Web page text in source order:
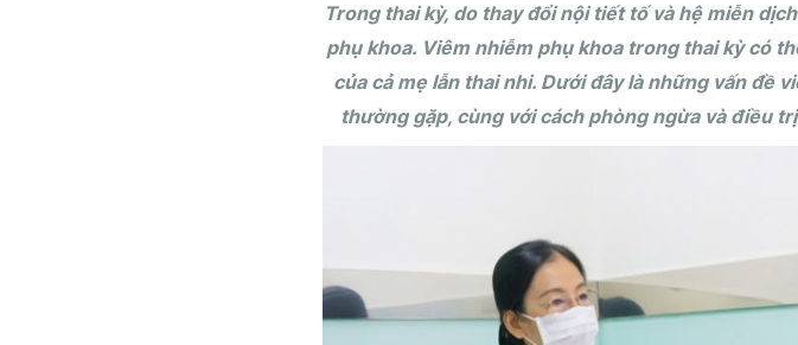
Trong thai kỳ, do thay đổi nội tiết tố và hệ miễn
phụ khoa. Viêm nhiễm phụ khoa trong thai kỳ có
của cả mẹ lẫn thai nhi. Dưới đây là những vấn đề
thường gặp, cùng với cách phòng ngừa và điều